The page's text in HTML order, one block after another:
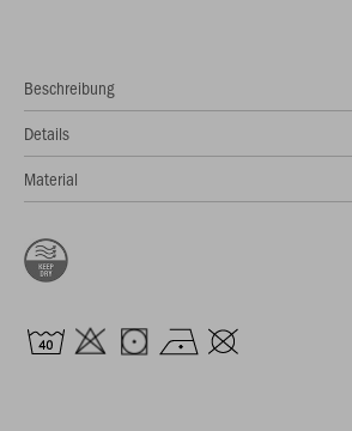
Beschreibung
Details
Material